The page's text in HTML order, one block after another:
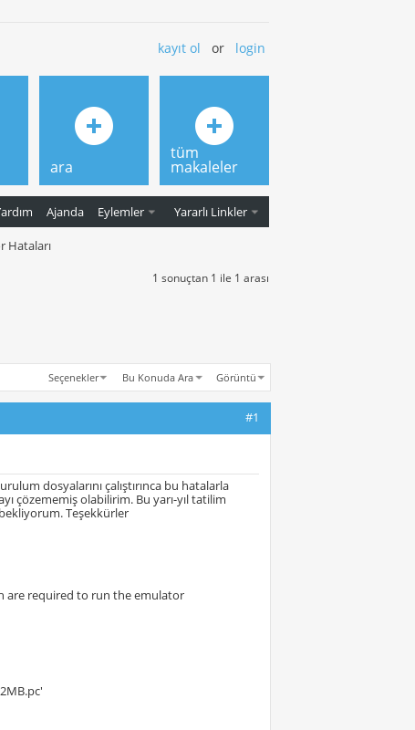
kayıt ol or login
Ajanda Eylemler Yararlı Linkler
ara
tüm
makaleler
Hataları
1 sonuçtan 1 ile 1 arası
Seçenekler Bu Konuda Ara Görüntü
#1
dosyalarını çalıştırınca bu hatalarla
çözememiş olabilirim. Bu yarı-yıl tatilim
Teşekkürler
are required to run the emulator